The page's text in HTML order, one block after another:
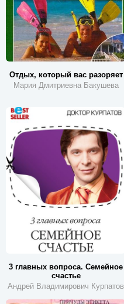
Отдых, который вас разоряет
Мария Дмитриевна Бакушева
3 главных вопроса. Семейное
счастье
Андрей Владимирович Курпатов